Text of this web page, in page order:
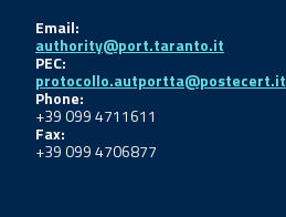
Email:
authority@port.taranto.it
PEC:
protocollo.autportta@postecert.it
Phone:
+39 099 4711611
Fax:
+39 099 4706877